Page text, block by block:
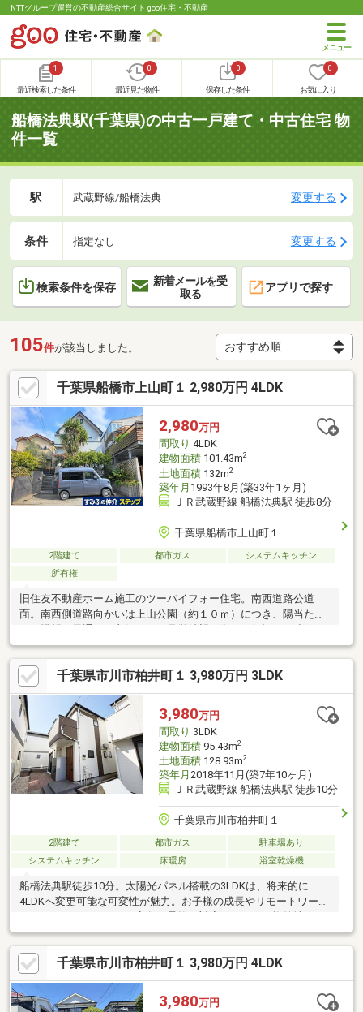
NTTグループ運営の不動産総合サイト goo住宅・不動産
1
最近検索した条件
0
最近見た物件
0
保存した条件
0
お気に入り
船橋法典駅(千葉県)の中古一戸建て・中古住宅 物
件一覧
駅 武蔵野線/船橋法典 変更する
条件 指定なし 変更する
検索条件を保存
新着メールを受
取る
アプリで探す
105件が該当しました。
千葉県船橋市上山町１ 2,980万円 4LDK
2,980万円
間取り 4LDK
建物面積101.43m2
土地面積132m2
築年月 1993年8月(築33年1ヶ月)
ＪＲ武蔵野線 船橋法典駅 徒歩8分
千葉県船橋市上山町１
2階建て 都市ガス
システムキッチン
所有権
旧住友不動産ホーム施工のツーバイフォー住宅。南西道路公道
面。南西側道路向かいは上山公園（約１０ｍ）につき、陽当た
ださい。
千葉県市川市柏井町１ 3,980万円 3LDK
3,980万円
間取り 3LDK
建物面積95.43m2
土地面積128.93m2
築年月 2018年11月(築7年10ヶ月)
ＪＲ武蔵野線 船橋法典駅 徒歩10分
千葉県市川市柏井町１
2階建て 都市ガス
駐車場あり
システムキッチン
床暖房 浴室乾燥機
船橋法典駅徒歩10分。太陽光パネル搭載の3LDKは、将来的に
4LDKへ変更可能な可変性が魅力。お子様の成長やリモートワーク
め、路上の騒音や視線が気にならない静かな住環境も大きなメリ
ット。インスペクション（建物状況調査）実施済みで、中古住宅
としての安心感も備えています。日当たりや通風の良さは、ぜひ
現地の内覧にてご体感ください。
千葉県市川市柏井町１ 3,980万円 4LDK
3,980万円